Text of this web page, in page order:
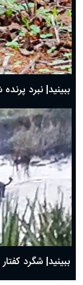
ببینید| نبرد
ببینید| شگرد